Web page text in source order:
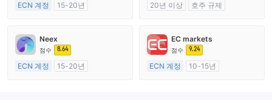
ECN 계정
15-20년
외환 거래 라이선스 (MM)
마스터 레이블 MT4
20년 이상
호주 규제
cTrader
Neex
점수 8.64
ECN 계정
15-20년
EC markets
점수 9.24
ECN 계정
10-15년